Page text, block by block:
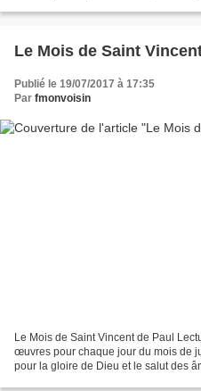
Le Mois de Saint
Publié le 19/07/2017 à 17:35
Par fmonvoisin
Le Mois de Saint Vincent de Paul
œuvres pour chaque jour du mois de
pour la gloire de Dieu et le salut des